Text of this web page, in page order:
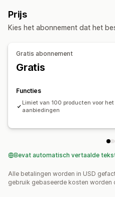
Aanpassing
Prijs
Kies het abonnement dat het
Gratis abonnement
Gratis
Functies
Limiet van 100 producten voor
aanbiedingen
Bevat automatisch vertaalde
Alle betalingen worden in USD
gebruik gebaseerde kosten worden